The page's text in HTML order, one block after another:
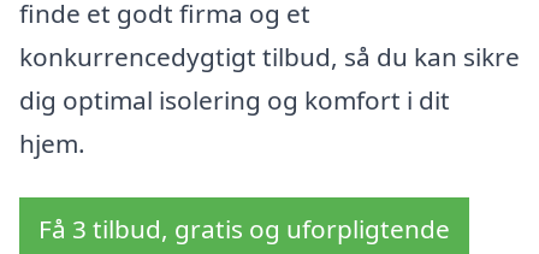
finde et godt firma og et
konkurrencedygtigt tilbud, så du kan sikre
dig optimal isolering og komfort i dit
hjem.
Få 3 tilbud, gratis og uforpligtende